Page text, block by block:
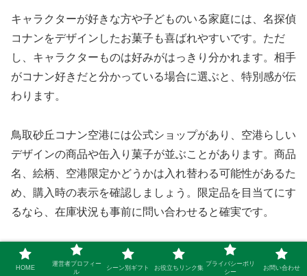
キャラクターが好きな方や子どものいる家庭には、名探偵
コナンをデザインしたお菓子も喜ばれやすいです。ただ
し、キャラクターものは好みがはっきり分かれます。相手
がコナン好きだと分かっている場合に選ぶと、特別感が伝
わります。
鳥取砂丘コナン空港には公式ショップがあり、空港らしい
デザインの商品や缶入り菓子が並ぶことがあります。商品
名、絵柄、空港限定かどうかは入れ替わる可能性があるた
め、購入時の表示を確認しましょう。限定品を目当てにす
るなら、在庫状況も事前に問い合わせると確実です。
缶は食べ終わった後に小物入れとして使えるため、お菓子
だけでは少し物足りないと感じる方にも向いています。一
HOME
運営者プロフィー
ル
シーン別ギフト お役立ちリンク集
プライバシーポリ
シー
お問い合わせ